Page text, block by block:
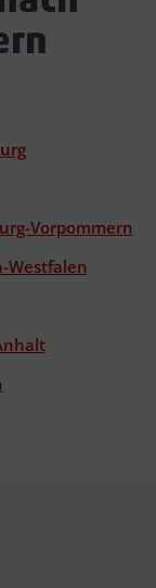
Vorpommern
Westfalen